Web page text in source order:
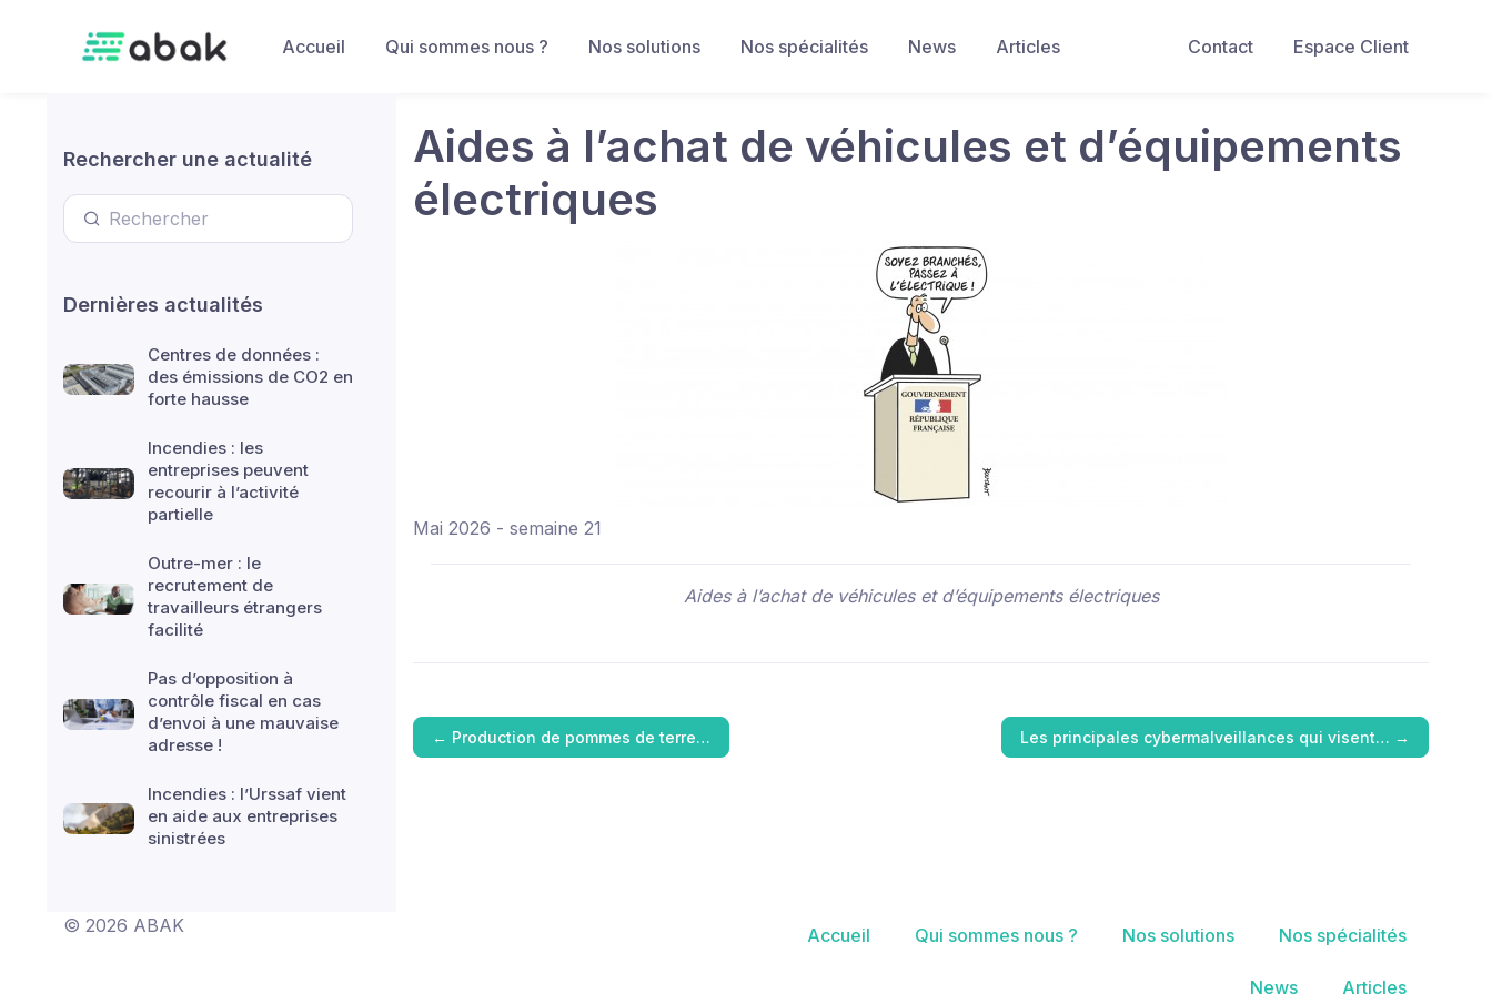
Contact
Espace Client
Accueil Qui sommes nous ? Nos solutions Nos spécialités News Articles
Rechercher une actualité
Dernières actualités
Centres de données :
des émissions de CO2 en
forte hausse
Incendies : les
entreprises peuvent
recourir à l’activité
partielle
Outre-mer : le
recrutement de
travailleurs étrangers
facilité
Pas d’opposition à
contrôle fiscal en cas
d’envoi à une mauvaise
adresse !
Incendies : l’Urssaf vient
en aide aux entreprises
sinistrées
Aides à l’achat de véhicules et d’équipements
électriques
Mai 2026 - semaine 21
Aides à l’achat de véhicules et d’équipements électriques
← Production de pommes de terre… Les principales cybermalveillances qui visent… →
© 2026 ABAK Accueil Qui sommes nous ? Nos solutions Nos spécialités
News Articles